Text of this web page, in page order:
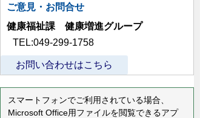
ご意見・お問合せ
健康福祉課 健康増進グループ
TEL:049-299-1758
お問い合わせはこちら
スマートフォンでご利用されている場合、
Microsoft Office用ファイルを閲覧できるアプ